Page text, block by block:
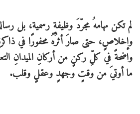
لم تكن مهامهُ مجرّدَ وظيفةٍ رسمية، بل
وإخلاصٍ، حتى صارَ أثرُهُ محفورًا في
واضحةً في كلِّ ركنٍ من أركانِ الميدانِ
ما أوتيَ من وقتٍ وجهدٍ وعقلٍ وقلب.